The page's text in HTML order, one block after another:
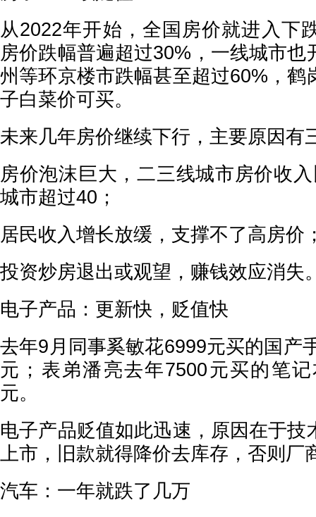
从2022年开始，全国房价就进入下
房价跌幅普遍超过30%，一线城市也
州等环京楼市跌幅甚至超过60%，鹤
子白菜价可买。
未来几年房价继续下行，主要原因有
房价泡沫巨大，二三线城市房价收
城市超过40；
居民收入增长放缓，支撑不了高房价
投资炒房退出或观望，赚钱效应消失
电子产品：更新快，贬值快
去年9月同事奚敏花6999元买的国产
元；表弟潘亮去年7500元买的笔
元。
电子产品贬值如此迅速，原因在于技
上市，旧款就得降价去库存，否则厂
汽车：一年就跌了几万